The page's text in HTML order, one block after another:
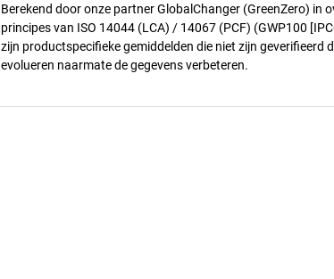
Berekend door onze partner GlobalChanger (GreenZero) in
principes van ISO 14044 (LCA) / 14067 (PCF) (GWP100
zijn productspecifieke gemiddelden die niet zijn geverifieerd
evolueren naarmate de gegevens verbeteren.